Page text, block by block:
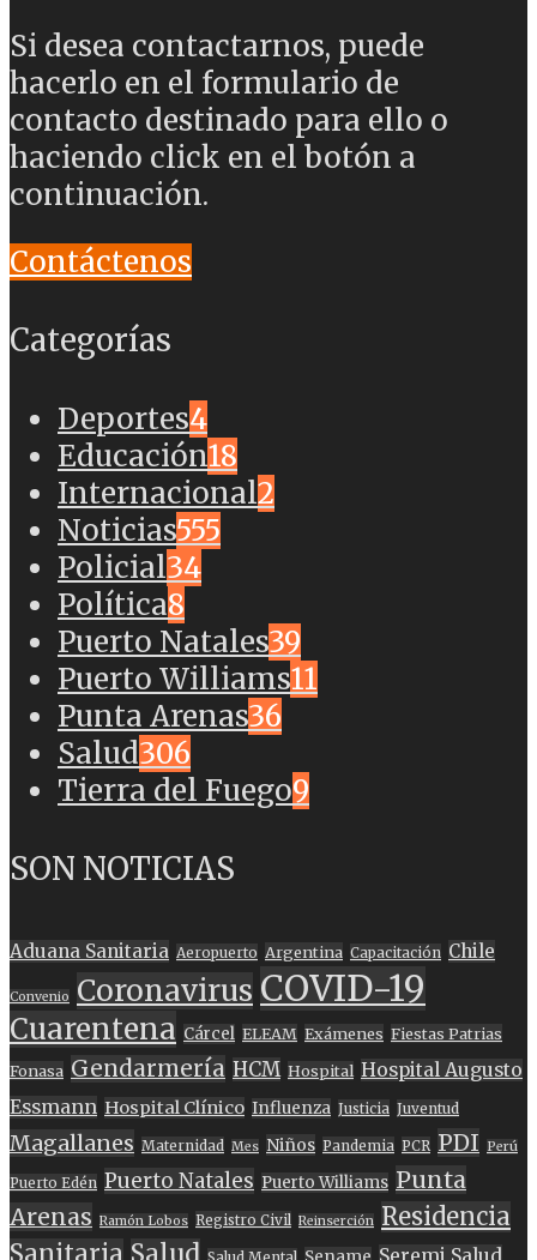
Si desea contactarnos, puede
hacerlo en el formulario de
contacto destinado para ello o
haciendo click en el botón a
continuación.
Contáctenos
Categorías
Deportes4
Educación18
Internacional2
Noticias555
Policial34
Política8
Puerto Natales39
Puerto Williams11
Punta Arenas36
Salud306
Tierra del Fuego9
SON NOTICIAS
Aduana Sanitaria Aeropuerto Argentina Capacitación Chile
Convenio Coronavirus COVID-19
Cuarentena Cárcel ELEAM Exámenes Fiestas Patrias
Fonasa Gendarmería HCM Hospital Hospital Augusto
Essmann Hospital Clínico Influenza Justicia Juventud
Magallanes Maternidad Mes Niños Pandemia PCR PDI Perú
Puerto Edén Puerto Natales Puerto Williams Punta
Arenas Ramón Lobos Registro Civil Reinserción Residencia